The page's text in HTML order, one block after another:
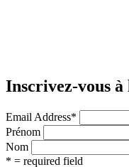
Inscrivez-vous
Email Address*
Prénom
Nom
* = required field